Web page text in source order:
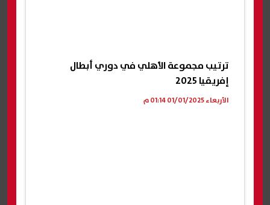
ترتيب مجموعة الأهلي في دوري أبطال
إفريقيا 2025
الأربعاء 01/01/2025 01:14 م